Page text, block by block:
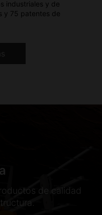
industriales y de
y 75 patentes de
de calidad